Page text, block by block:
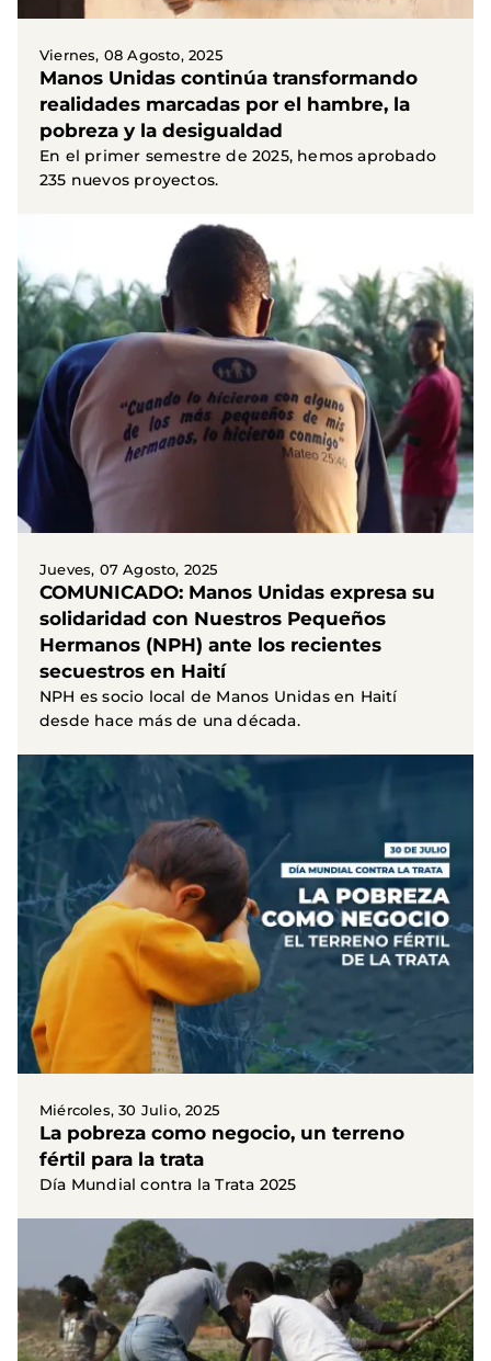
Viernes, 08 Agosto, 2025
Manos Unidas continúa transformando
realidades marcadas por el hambre, la
pobreza y la desigualdad
En el primer semestre de 2025, hemos aprobado
235 nuevos proyectos.
Jueves, 07 Agosto, 2025
COMUNICADO: Manos Unidas expresa su
solidaridad con Nuestros Pequeños
Hermanos (NPH) ante los recientes
secuestros en Haití
NPH es socio local de Manos Unidas en Haití
desde hace más de una década.
Miércoles, 30 Julio, 2025
La pobreza como negocio, un terreno
fértil para la trata
Día Mundial contra la Trata 2025